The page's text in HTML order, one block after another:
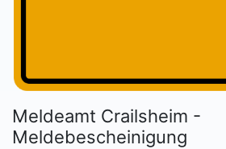
Meldeamt Crailsheim -
Meldebescheinigung